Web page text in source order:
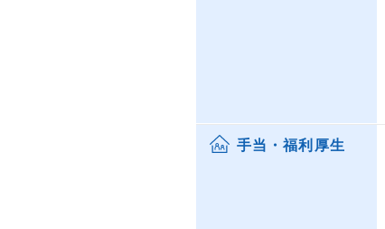
手当・福利厚生